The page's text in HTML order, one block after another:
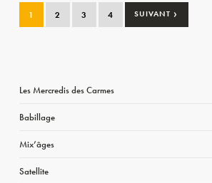
1 2 3 4 SUIVANT ›
Les Mercredis des Carmes
Babillage
Mix’âges
Satellite